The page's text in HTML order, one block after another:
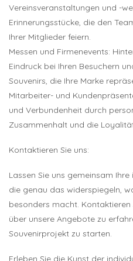
Vereinsveranstaltungen und -
Erinnerungsstücke, die den
Ihrer Mitglieder feiern.
Messen und Firmenevents:
Eindruck bei Ihren Besuchern
Souvenirs, die Ihre Marke
Mitarbeiter- und
und Verbundenheit durch
Zusammenhalt und die
Kontaktieren Sie uns:
Lassen Sie uns gemeinsam
die genau das widerspiegeln,
besonders macht.
über unsere Angebote zu
Souvenirprojekt zu starten.
Erleben Sie die Kunst der